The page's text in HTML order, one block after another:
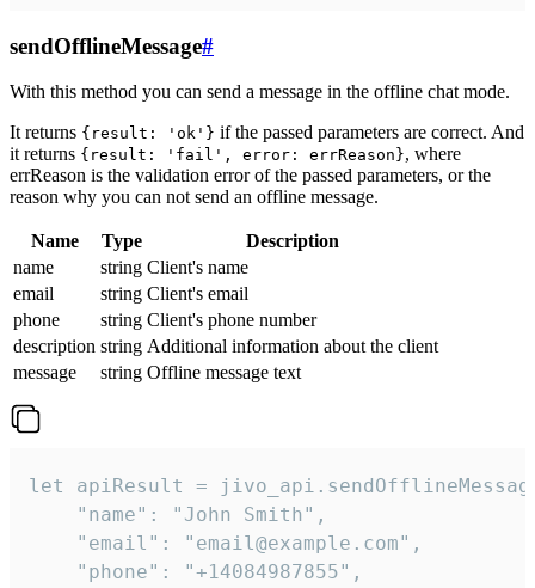
sendOfflineMessage#
With this method you can send a message in the offline chat mode.
It returns {result: 'ok'} if the passed parameters are correct. And
it returns {result: 'fail', error: errReason}, where
errReason is the validation error of the passed parameters, or the
reason why you can not send an offline message.
Name Type
Description
name
string Client's name
email
string Client's email
phone
string Client's phone number
description string Additional information about the client
message
string Offline message text
let apiResult =
    "name": "John Smith",
    "email": "email@example.com",
    "phone": "+14084987855",